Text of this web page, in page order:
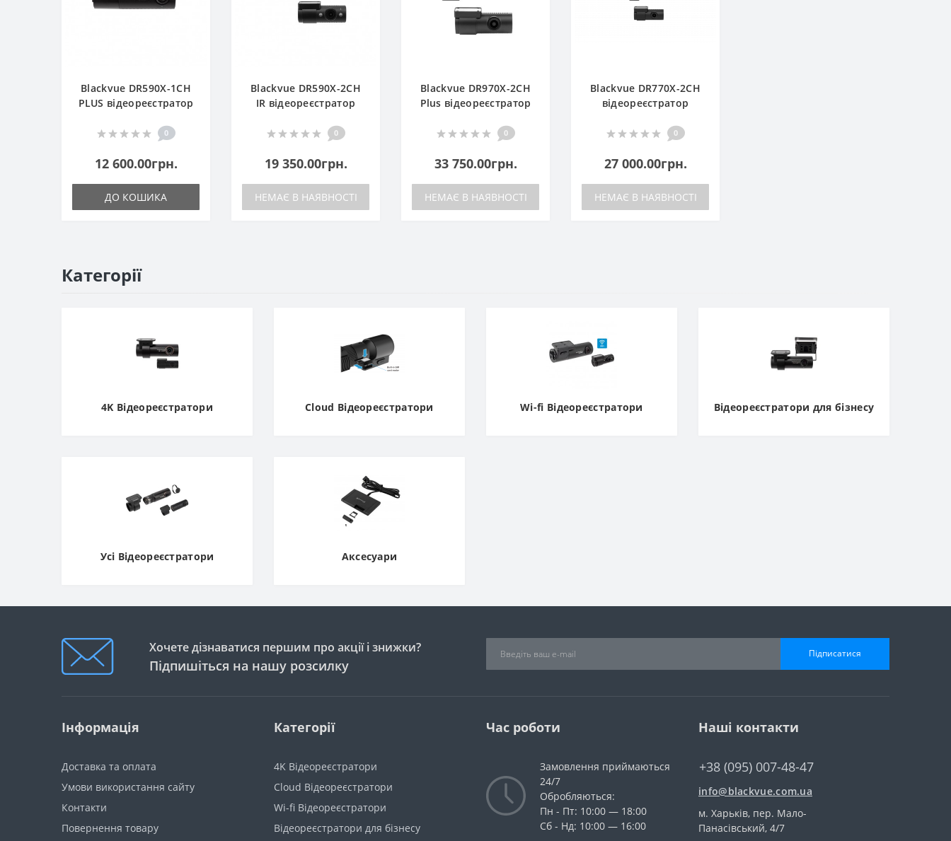
Blackvue DR590X-1CH
PLUS відеореєстратор
0
12 600.00грн.
ДО КОШИКА
Blackvue DR590X-2CH
IR відеореєстратор
0
19 350.00грн.
НЕМАЄ В НАЯВНОСТІ
Blackvue DR970X-2CH
Plus відеореєстратор
0
33 750.00грн.
НЕМАЄ В НАЯВНОСТІ
Blackvue DR770X-2CH
відеореєстратор
0
27 000.00грн.
НЕМАЄ В НАЯВНОСТІ
Категорії
4K Відеореєстратори Cloud Відеореєстратори Wi-fi Відеореєстратори Відеореєстратори для бізнесу
Усі Відеореєстратори Аксесуари
Хочете дізнаватися першим про акції і знижки?
Підпишіться на нашу розсилку
Підписатися
Інформація
Доставка та оплата
Умови використання сайту
Контакти
Повернення товару
Категорії
4K Відеореєстратори
Cloud Відеореєстратори
Wi-fi Відеореєстратори
Відеореєстратори для бізнесу
Час роботи
Замовлення приймаються
24/7
Обробляються:
Пн - Пт: 10:00 — 18:00
Сб - Нд: 10:00 — 16:00
Наші контакти
+38 (095) 007-48-47
info@blackvue.com.ua
м. Харьків, пер. Мало-
Панасівський, 4/7